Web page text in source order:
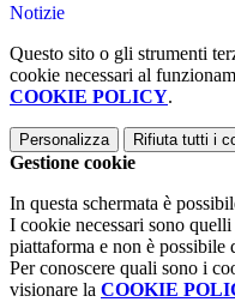
Notizie
Questo sito o gli strumenti
cookie necessari al
COOKIE POLICY.
Personalizza Rifiuta tutti i
Gestione cookie
In questa schermata è
I cookie necessari sono
piattaforma e non è possibile
Per conoscere quali sono i
visionare la COOKIE